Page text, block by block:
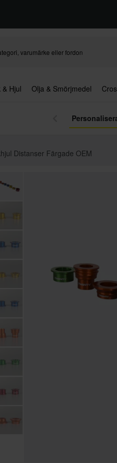
& Hjul Olja & Smörjmedel
Distanser Färgade OEM